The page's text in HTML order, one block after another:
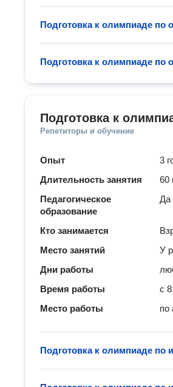
Подготовка к олимпиаде по
Подготовка к олимпиаде по
Подготовка к
Репетиторы и обучение
Опыт
3
Длительность занятия
60
Педагогическое
образование
Да
Кто занимается
Место занятий
У
Дни работы
Время работы
с
Место работы
по
Подготовка к олимпиаде по